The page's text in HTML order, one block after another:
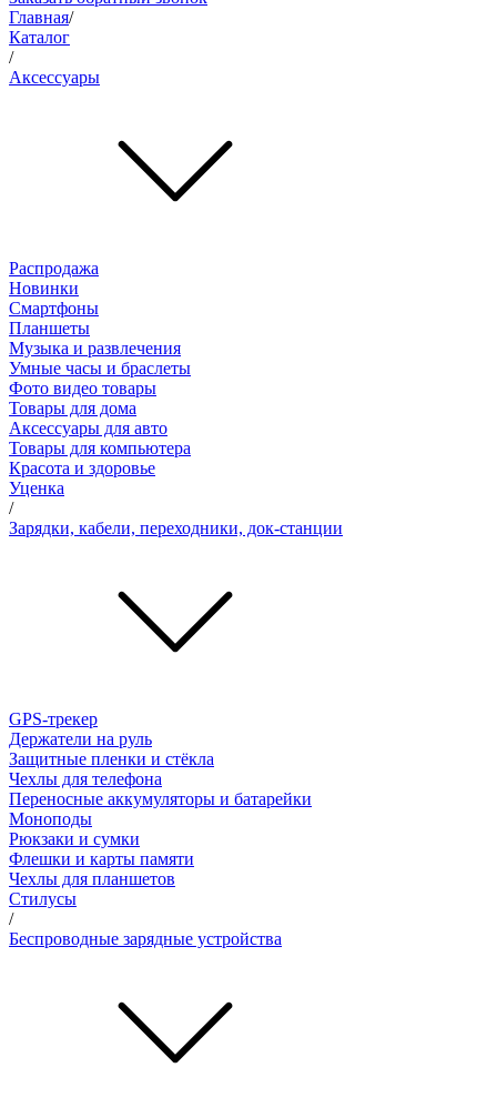
Главная/
Каталог
/
Аксессуары
Распродажа
Новинки
Смартфоны
Планшеты
Музыка и развлечения
Умные часы и браслеты
Фото видео товары
Товары для дома
Аксессуары для авто
Товары для компьютера
Красота и здоровье
Уценка
/
Зарядки, кабели, переходники, док-станции
GPS-трекер
Держатели на руль
Защитные пленки и стёкла
Чехлы для телефона
Переносные аккумуляторы и батарейки
Моноподы
Рюкзаки и сумки
Флешки и карты памяти
Чехлы для планшетов
Стилусы
/
Беспроводные зарядные устройства